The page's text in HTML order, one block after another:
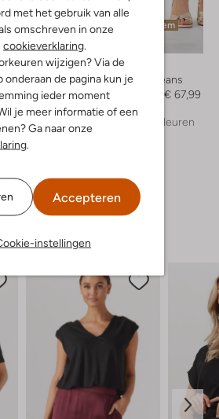
met het gebruik van alle
omschreven in onze
cookieverklaring
wijzigen? Via de
onderaan de pagina kun je
ieder moment
je meer informatie of een
Ga naar onze
Accepteren
instellingen
Laatste item
Janice
Slim fit jeans
€ 67,99
+ meer kleuren